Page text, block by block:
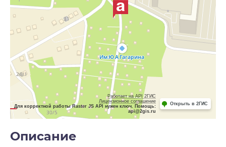
Работает на API 2ГИС
Лицензионное соглашение
Для корректной работы Raster JS API нужен ключ. Помощь:
api@2gis.ru
Открыть в 2ГИС
Описание